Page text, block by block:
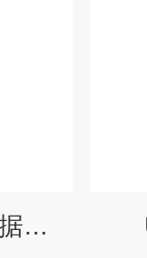
USB数据采集系统,数据采集